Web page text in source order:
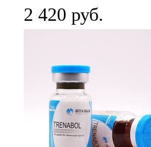
2 420 руб.